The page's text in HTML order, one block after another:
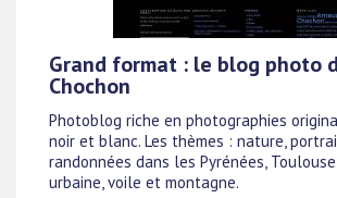
Grand format : le blog photo
Chochon
Photoblog riche en photographies
noir et blanc. Les thèmes : nature,
randonnées dans les Pyrénées,
urbaine, voile et montagne.